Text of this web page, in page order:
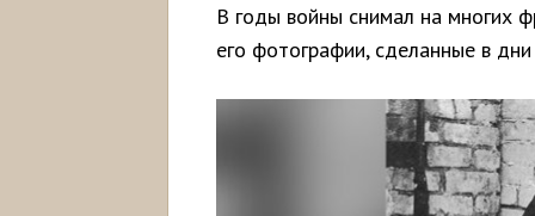
В годы войны снимал на многих
его фотографии, сделанные в